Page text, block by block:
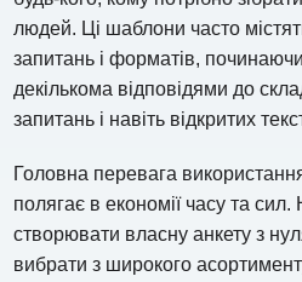
людей. Ці шаблони часто
запитань і форматів,
декількома відповідями до
запитань і навіть відкритих
Головна перевага
полягає в економії часу та сил.
створювати власну анкету з
вибрати з широкого